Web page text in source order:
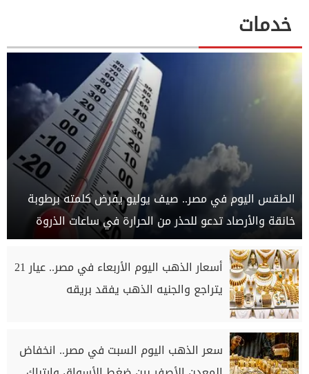
خدمات
الطقس اليوم في مصر.. صيف يوليو يفرض كلمته برطوبة
خانقة والأرصاد تدعو للحذر من الحرارة في ساعات الذروة
أسعار الذهب اليوم الأربعاء في مصر.. عيار 21
يتراجع والجنيه الذهب يفقد بريقه
سعر الذهب اليوم السبت في مصر.. انخفاض